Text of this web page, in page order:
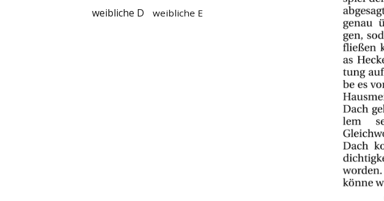
weibliche D weibliche E